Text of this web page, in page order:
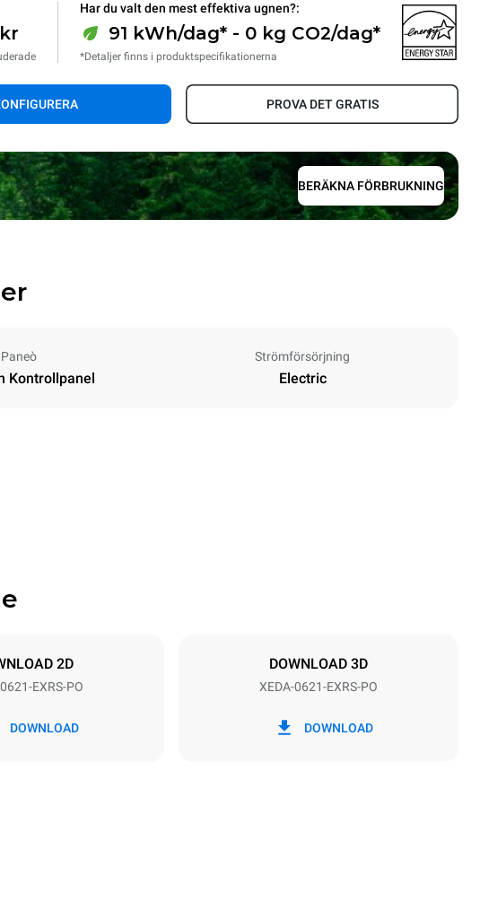
Har du valt den mest effektiva ugnen?:
91 kWh/dag* - 0 kg CO2/dag*
*Detaljer finns i produktspecifikationerna
PROVA DET GRATIS
BERÄKNA FÖRBRUKNING
Paneò
Kontrollpanel
Strömförsörjning
Electric
2D
EXRS-PO
DOWNLOAD
DOWNLOAD 3D
XEDA-0621-EXRS-PO
DOWNLOAD